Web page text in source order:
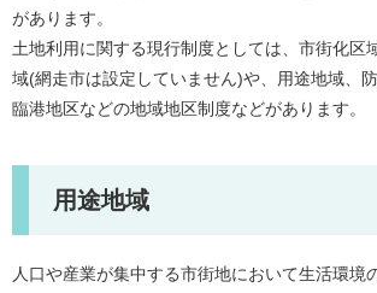
があります。
土地利用に関する現行制度としては、市街化区
域(網走市は設定していません)や、用途地域、防
臨港地区などの地域地区制度などがあります。
用途地域
人口や産業が集中する市街地において生活環境